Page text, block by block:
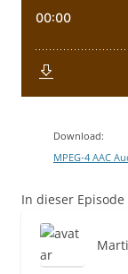
Download:
MPEG-4 AAC
In dieser